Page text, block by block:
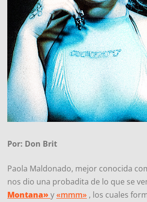
Por: Don Brit
Paola Maldonado, mejor conocida
nos dio una probadita de lo que se
Montana» y«mmm» , los cuales